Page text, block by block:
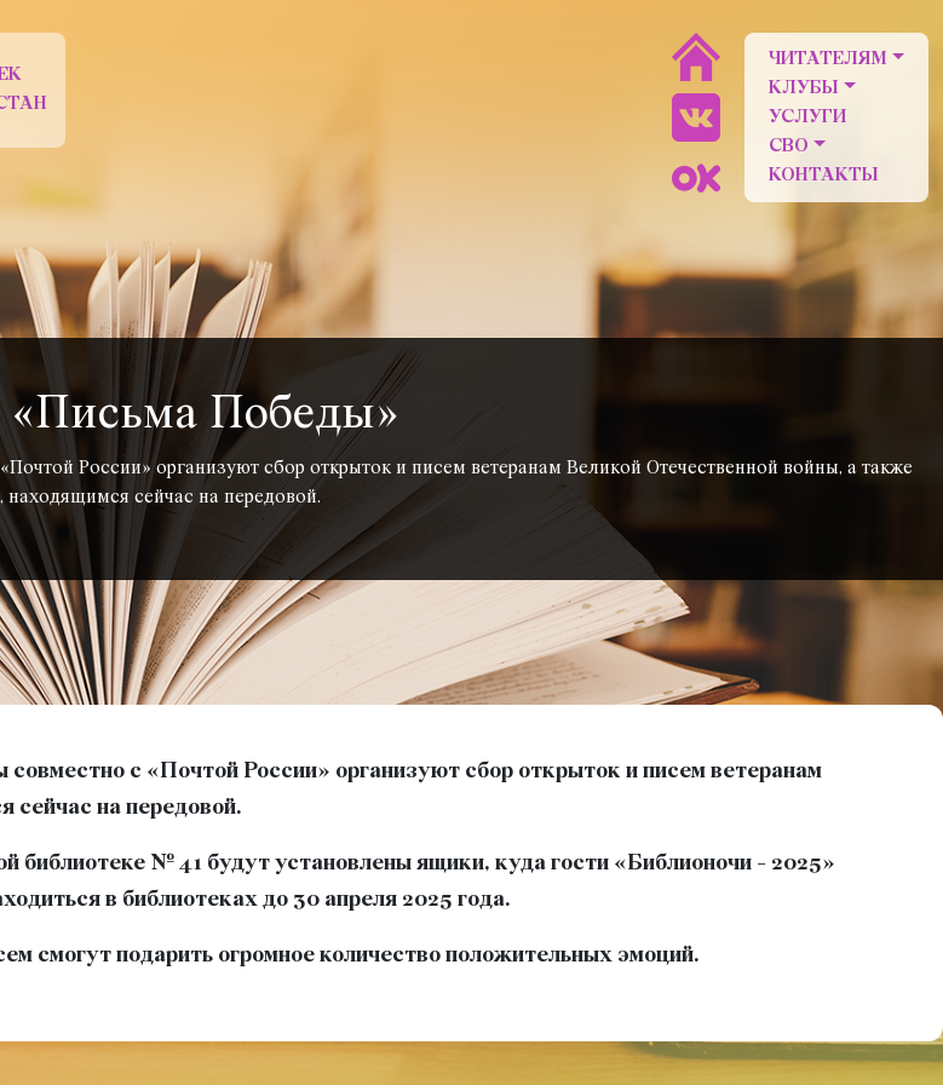
ЧИТАТЕЛЯМ
КЛУБЫ
УСЛУГИ
СВО
КОНТАКТЫ
Победы»
России» организуют сбор открыток и писем ветеранам Великой Отечественной войны, а также
находящимся сейчас на передовой.
с «Почтой России» организуют сбор открыток и писем ветеранам
сейчас на передовой.
№ 41 будут установлены ящики, куда гости «Библионочи - 2025»
в библиотеках до 30 апреля 2025 года.
смогут подарить огромное количество положительных эмоций.